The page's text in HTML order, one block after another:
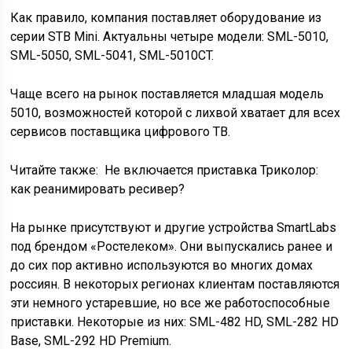
Как правило, компания поставляет оборудование из
серии STB Mini. Актуальны четыре модели: SML-5010,
SML-5050, SML-5041, SML-5010CT.
Чаще всего на рынок поставляется младшая модель
5010, возможностей которой с лихвой хватает для всех
сервисов поставщика цифрового ТВ.
Читайте также: Не включается приставка Триколор:
как реанимировать ресивер?
На рынке присутствуют и другие устройства SmartLabs
под брендом «Ростелеком». Они выпускались ранее и
до сих пор активно используются во многих домах
россиян. В некоторых регионах клиентам поставляются
эти немного устаревшие, но все же работоспособные
приставки. Некоторые из них: SML-482 HD, SML-282 HD
Base, SML-292 HD Premium.